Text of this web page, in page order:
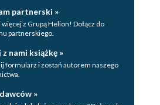
partnerski »
więcej z Grupą Helion! Dołącz do
partnerskiego.
nami książkę »
formularz i zostań autorem naszego
»